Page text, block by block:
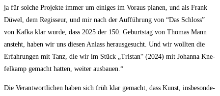
ja für sol­che Pro­jek­te immer um eini­ges im Vor­aus pla­nen, und als Frank
Düwel, dem Regis­seur, und mir nach der Auf­füh­rung von “Das Schloss”
von Kaf­ka klar wur­de, dass 2025 der 150. Geburts­tag von Tho­mas Mann
ansteht, haben wir uns die­sen Anlass her­aus­ge­sucht. Und wir woll­ten die
Erfah­run­gen mit Tanz, die wir im Stück „Tris­tan“ (2024) mit Johan­na Kne­
fel­kamp gemacht hat­ten, wei­ter ausbauen.“
Die Ver­ant­wort­li­chen haben sich früh klar gemacht, dass Kunst, ins­be­son­de­